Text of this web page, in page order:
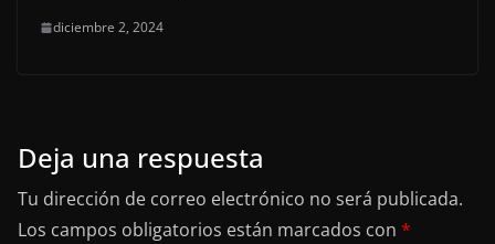
diciembre 2, 2024
Deja una respuesta
Tu dirección de correo electrónico no será publicada.
Los campos obligatorios están marcados con *